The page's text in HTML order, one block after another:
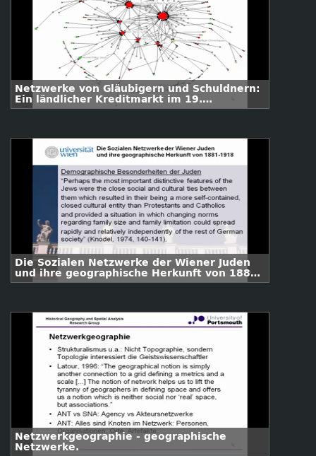
Netzwerke von Gläubigern und Schuldnern:
Ein ländlicher Kreditmarkt im 19.
Jahrhundert.
Die Sozialen Netzwerke der Wiener Juden
und ihre geographische Herkunft von 1881-
1918.
Netzwerkgeographie - geographische
Netzwerke.